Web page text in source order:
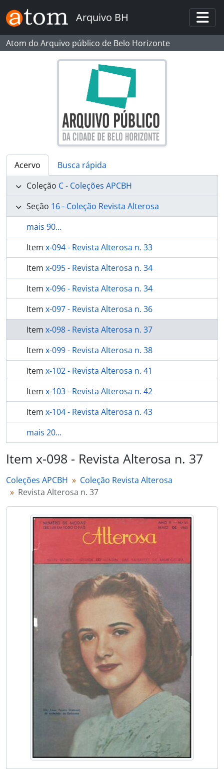
Skip to main content
Arquivo BH
Atom do Arquivo público de Belo Horizonte
Acervo
Busca rápida
Coleção C - Coleções APCBH
Seção 16 - Coleção Revista Alterosa
mais 90...
Item x-094 - Revista Alterosa n. 33
Item x-095 - Revista Alterosa n. 34
Item x-096 - Revista Alterosa n. 34
Item x-097 - Revista Alterosa n. 36
Item x-098 - Revista Alterosa n. 37
Item x-099 - Revista Alterosa n. 38
Item x-102 - Revista Alterosa n. 41
Item x-103 - Revista Alterosa n. 42
Item x-104 - Revista Alterosa n. 43
mais 20...
Item x-098 - Revista Alterosa n. 37
Coleções APCBH
Coleção Revista Alterosa
Revista Alterosa n. 37